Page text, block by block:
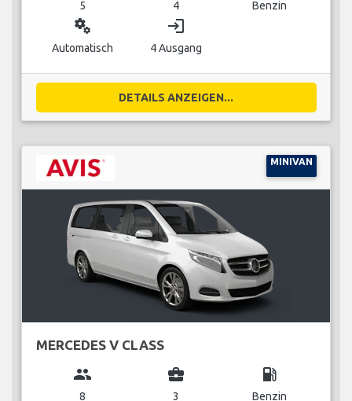
5 4 Benzin
miscellaneous_services
Automatisch
login
4 Ausgang
DETAILS ANZEIGEN...
MINIVAN
MERCEDES V CLASS
group
8
business_center
3
local_gas_station
Benzin